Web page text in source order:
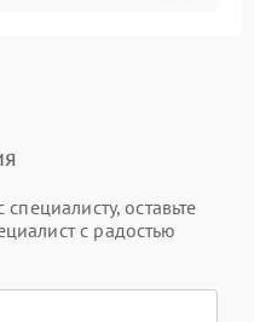
оставьте
с радостью